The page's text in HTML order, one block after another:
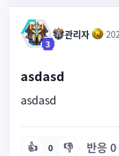
3
관리자· ·
asdasd
asdasd
👍 0 👎 반응 0